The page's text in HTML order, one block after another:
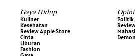
Gaya Hidup
Kuliner
Kesehatan
Review Apple Store
Cinta
Liburan
Fashion
Opini
Politik